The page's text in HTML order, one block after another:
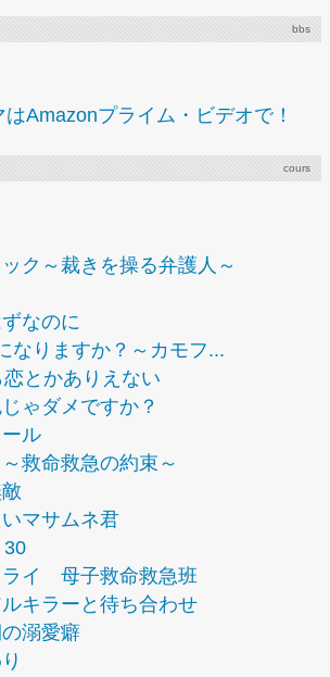
bbs
Amazonプライム・ビデオで！
cours
ク～裁きを操る弁護人～
なのに
なりますか？～カモフ...
とかありえない
ゃダメですか？
ル
救命救急の約束～
マサムネ君
30
ライ 母子救命救急班
キラーと待ち合わせ
の溺愛癖